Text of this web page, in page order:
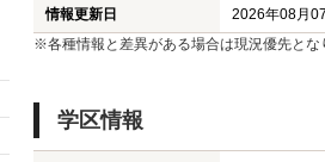
情報更新日 2026年08月
※各種情報と差異がある場合は現況優先とな
学区情報